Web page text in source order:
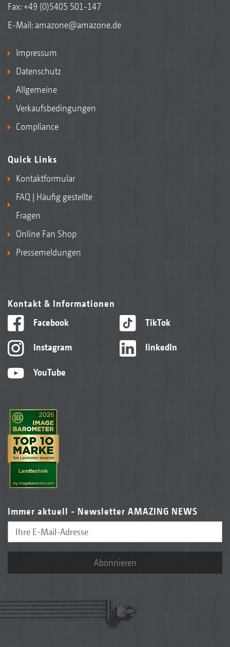
Fax: +49 (0)5405 501-147
E-Mail: amazone@amazone.de
Impressum
Datenschutz
Allgemeine
Verkaufsbedingungen
Compliance
Quick Links
Kontaktformular
FAQ | Häufig gestellte
Fragen
Online Fan Shop
Pressemeldungen
Kontakt & Informationen
Facebook
Instagram
YouTube
TikTok
linkedIn
Immer aktuell - Newsletter AMAZING NEWS
Abonnieren